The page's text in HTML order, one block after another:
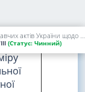
Про внесення змін до деяких законодавчих актів України щодо сплати судового збору
(Статус: Чинний)